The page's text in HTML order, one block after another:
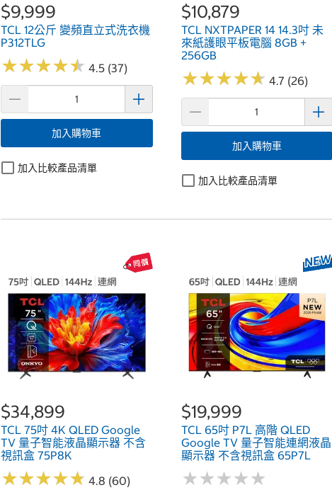
$9,999
TCL 12公斤 變頻直立式洗衣機
P312TLG
★★★★★
★★★★★ 4.5 (37)
加入購物車
加入比較產品清單
$10,879
TCL NXTPAPER 14 14.3吋 未
來紙護眼平板電腦 8GB +
256GB
★★★★★
★★★★★ 4.7 (26)
加入購物車
加入比較產品清單
$34,899
TCL 75吋 4K QLED Google
TV 量子智能液晶顯示器 不含
視訊盒 75P8K
★★★★★
★★★★★ 4.8 (60)
$19,999
TCL 65吋 P7L 高階 QLED
Google TV 量子智能連網液晶
顯示器 不含視訊盒 65P7L
★★★★★
★★★★★